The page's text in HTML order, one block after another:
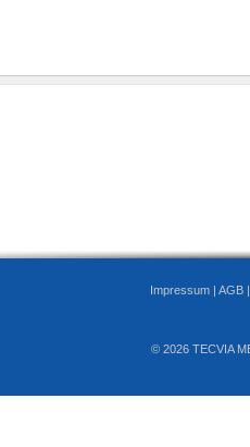
Impressum | AGB
© 2026 TECVIA